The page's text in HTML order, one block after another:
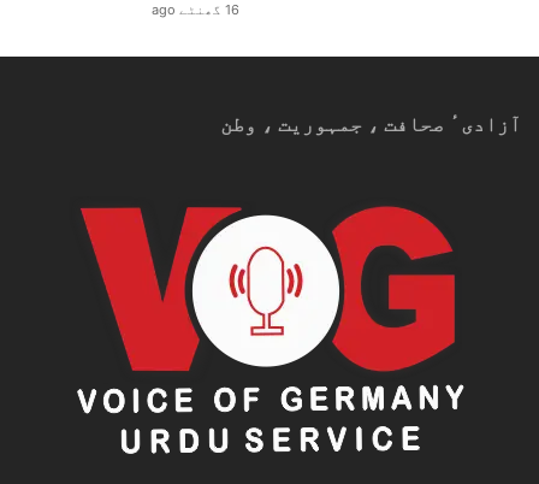
16 گھنٹے ago
آزادیٴ صحافت ، جمہوریت ، وطن